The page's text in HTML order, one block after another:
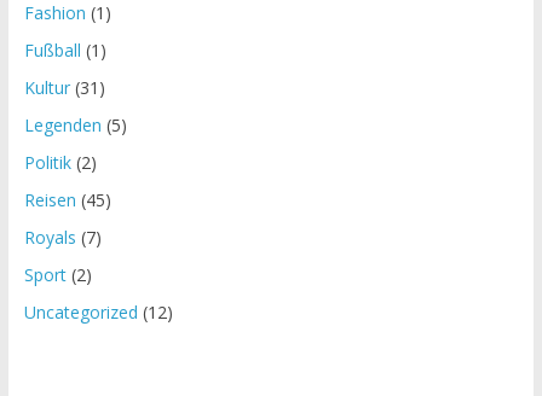
Fashion (1)
Fußball (1)
Kultur(31)
Legenden (5)
Politik(2)
Reisen (45)
Royals (7)
Sport(2)
Uncategorized (12)